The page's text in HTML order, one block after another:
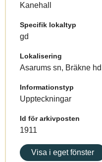
Kanehall
Specifik lokaltyp
gd
Lokalisering
Asarums sn, Bräkne
Informationstyp
Uppteckningar
Id för arkivposten
1911
Visa i eget fönster